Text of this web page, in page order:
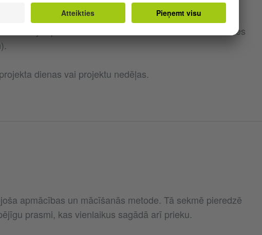
pārlūkprogrammā balstītā programmatūrā datorā vai
spēles laikā notiek klātienē vai videokonferences
dienas vai projektu nedēļas.
apmācības un mācīšanās metode. Tā sekmē pieredzē
prasmi, kas vienlaikus sagādā arī prieku.